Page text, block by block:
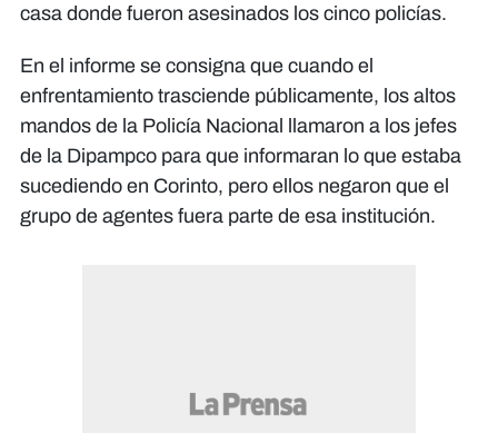
casa donde fueron asesinados los cinco policías.
En el informe se consigna que cuando el
enfrentamiento trasciende públicamente, los altos
mandos de la Policía Nacional llamaron a los jefes
de la Dipampco para que informaran lo que estaba
sucediendo en Corinto, pero ellos negaron que el
grupo de agentes fuera parte de esa institución.